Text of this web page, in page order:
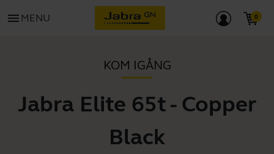
menu MENU
KOM IGÅNG
Jabra Elite 65t - Copper
Black